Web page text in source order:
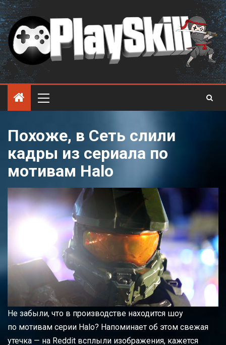
Похоже, в Сеть слили
кадры из сериала по
мотивам Halo
Не забыли, что в производстве находится шоу
по мотивам серии Halo? Напоминает об этом свежая
утечка — на Reddit всплыли изображения, кажется